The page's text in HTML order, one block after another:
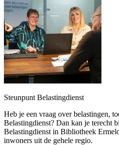
Steunpunt Belastingdienst
Heb je een vraag over belastingen,
Belastingdienst? Dan kan je terecht
Belastingdienst in Bibliotheek
inwoners uit de gehele regio.